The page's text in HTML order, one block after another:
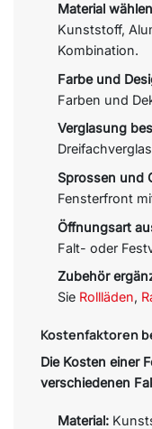
Material
Kunststoff,
Kombination.
Farbe und
Farben und
Verglasung
Sprossen und
Fensterfront
Öffnungsart
Falt- oder
Zubehör
Sie Rollläden,
Kostenfaktoren
Die Kosten einer
verschiedenen
Material: